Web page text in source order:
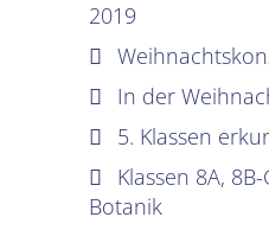
2019
In der
5. Klassen
Klassen 8A,
Botanik